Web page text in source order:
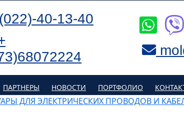
(022)-40-13-40
ПАРТНЕРЫ НОВОСТИ ПОРТФОЛИО
ДЛЯ ЭЛЕКТРИЧЕСКИХ ПРОВОДОВ И